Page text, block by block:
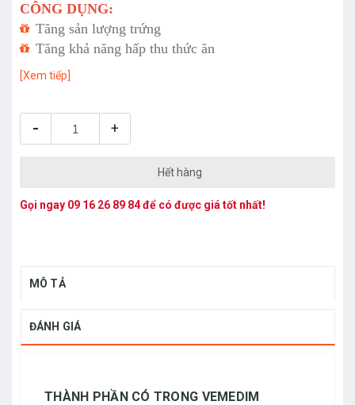
CÔNG DỤNG:
Tăng sản lượng trứng
Tăng khả năng hấp thu thức ăn
[Xem tiếp]
- +
Hết hàng
Gọi ngay 09 16 26 89 84để có được giá tốt nhất!
MÔ TẢ
ĐÁNH GIÁ
THÀNH PHẦN CÓ TRONG VEMEDIM